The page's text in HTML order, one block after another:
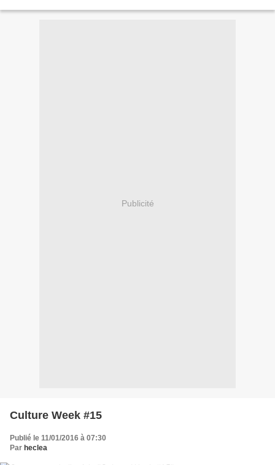
Publicité
Culture Week #15
Publié le 11/01/2016 à 07:30
Par heclea